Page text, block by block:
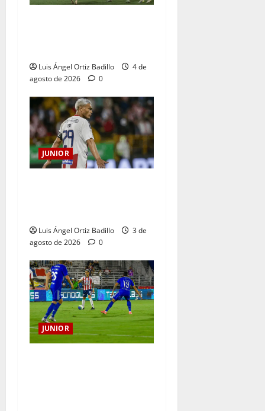
Luis Ángel Ortiz Badillo
4 de
agosto de 2026
0
JUNIOR
Luis Ángel Ortiz Badillo
3 de
agosto de 2026
0
JUNIOR